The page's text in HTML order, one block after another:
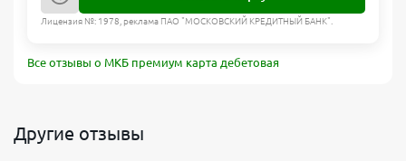
Лицензия №: 1978, реклама ПАО "МОСКОВСКИЙ КРЕДИТНЫЙ БАНК".
Все отзывы о МКБ премиум карта дебетовая
Другие отзывы